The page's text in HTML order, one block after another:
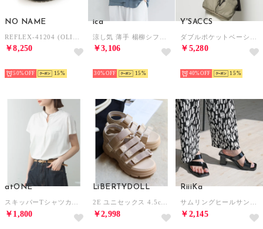
NO NAME
￥8,250
50% 15
ica
￥3,106
30% 15
Y'SACCS
￥5,280
40% 15
atONE
￥1,800
LiBERTYDOLL
￥2,998
RiiiKa
￥2,145